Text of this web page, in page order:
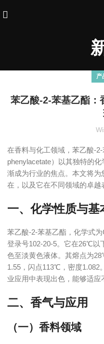
产
苯乙酸-2-苯基乙酯：
在香料与化工领域，苯乙酸-
phenylacetate）以其独特的
渐成为行业的焦点。本文将
在，以及它在不同领域的卓越
一、化学性质与基
苯乙酸-2-苯基乙酯，化学式为
登录号102-20-5。它在26℃以
色至淡黄色液体。其熔点为
1.55，闪点113℃，密度1.082
业应用中表现出色，能够适应
二、香气与应用
（一）香料领域